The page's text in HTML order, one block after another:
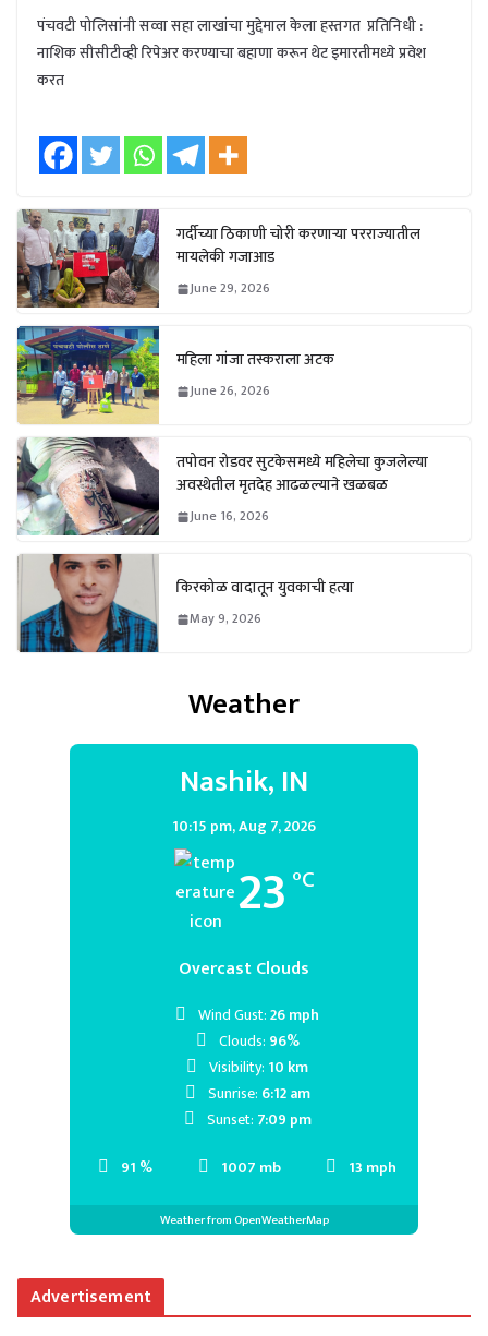
पंचवटी पोलिसांनी सव्वा सहा लाखांचा मुद्देमाल केला हस्तगत प्रतिनिधी :
नाशिक सीसीटीव्ही रिपेअर करण्याचा बहाणा करून थेट इमारतीमध्ये प्रवेश
करत
गर्दीच्या ठिकाणी चोरी करणाऱ्या परराज्यातील
मायलेकी गजाआड
June 29, 2026
महिला गांजा तस्कराला अटक
June 26, 2026
तपोवन रोडवर सुटकेसमध्ये महिलेचा कुजलेल्या
अवस्थेतील मृतदेह आढळल्याने खळबळ
June 16, 2026
किरकोळ वादातून युवकाची हत्या
May 9, 2026
Weather
Nashik, IN
10:15 pm,Aug 7, 2026
23 °C
Overcast Clouds
91 % 1007 mb 13 mph
Wind Gust:26 mph
Clouds: 96%
Visibility: 10 km
Sunrise: 6:12 am
Sunset: 7:09 pm
Weather from OpenWeatherMap
Advertisement